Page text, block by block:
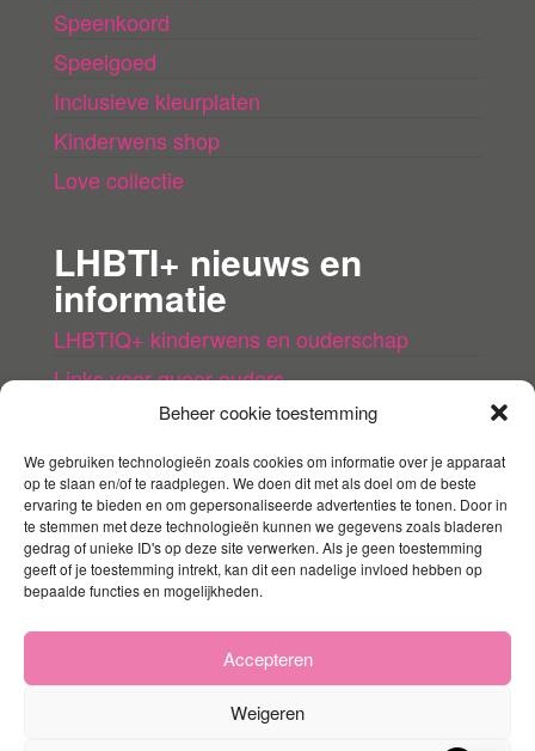
Beheer cookie toestemming
We gebruiken technologieën zoals cookies om informatie over je apparaat
op te slaan en/of te raadplegen. We doen dit met als doel om de beste
ervaring te bieden en om gepersonaliseerde advertenties te tonen. Door in
te stemmen met deze technologieën kunnen we gegevens zoals bladeren
gedrag of unieke ID's op deze site verwerken. Als je geen toestemming
geeft of je toestemming intrekt, kan dit een nadelige invloed hebben op
bepaalde functies en mogelijkheden.
Accepteren
Weigeren
Speenkoord
Speelgoed
Inclusieve kleurplaten
Kinderwens shop
Love collectie
LHBTI+ nieuws en
informatie
LHBTIQ+ kinderwens en ouderschap
Links voor queer ouders
LHBTI+ (kinder)boeken
Queer agenda
Mijn account
Contact